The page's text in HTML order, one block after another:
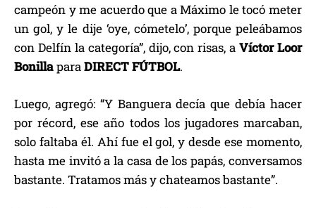
campeón y me acuerdo que a Máximo le tocó meter
un gol, y le dije ‘oye, cómetelo’, porque peleábamos
con Delfín la categoría”, dijo, con risas, aVíctor Loor
BonillaparaDIRECT FÚTBOL.
Luego, agregó: “Y Banguera decía que debía hacer
por récord, ese año todos los jugadores marcaban,
solo faltaba él. Ahí fue el gol, y desde ese momento,
hasta me invitó a la casa de los papás, conversamos
bastante. Tratamos más y chateamos bastante”.